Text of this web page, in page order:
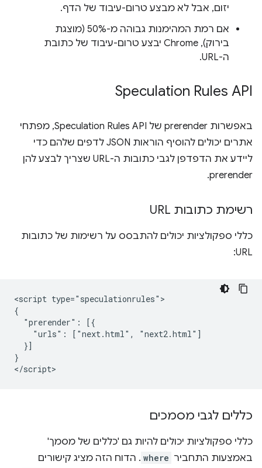
יזום, אבל לא מבצע טרום-עיבוד של הדף.
אם רמת המהימנות גבוהה מ-50% (מוצגת
בירוק), Chrome יבצע טרום-עיבוד של כתובת
ה-URL.
Speculation Rules API
באפשרות prerender של Speculation Rules API, מפתחי
אתרים יכולים להוסיף הוראות JSON לדפים שלהם כדי
ליידע את הדפדפן לגבי כתובות ה-URL שצריך לבצע להן
prerender.
רשימת כתובות URL
כללי ספקולציות יכולים להתבסס על רשימות של כתובות
URL:
<script type="speculationrules">
{
  "prerender": [{
    "urls": ["next.html", "next2.html"]
  }]
}
כללים לגבי מסמכים
כללי ספקולציות יכולים להיות גם 'כללים של מסמך'
באמצעות התחביר where . הדוח הזה מציג קישורים